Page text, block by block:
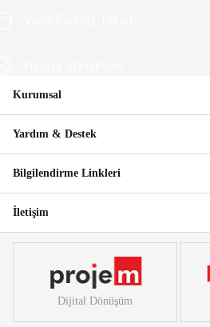
Güvenli Alışveriş
Kurumsal
Yardım & Destek
Bilgilendirme Linkleri
İletişim
Dijital Dönüşüm